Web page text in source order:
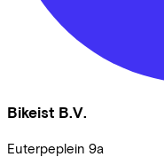
Bikeist B.V.
Euterpeplein 9a